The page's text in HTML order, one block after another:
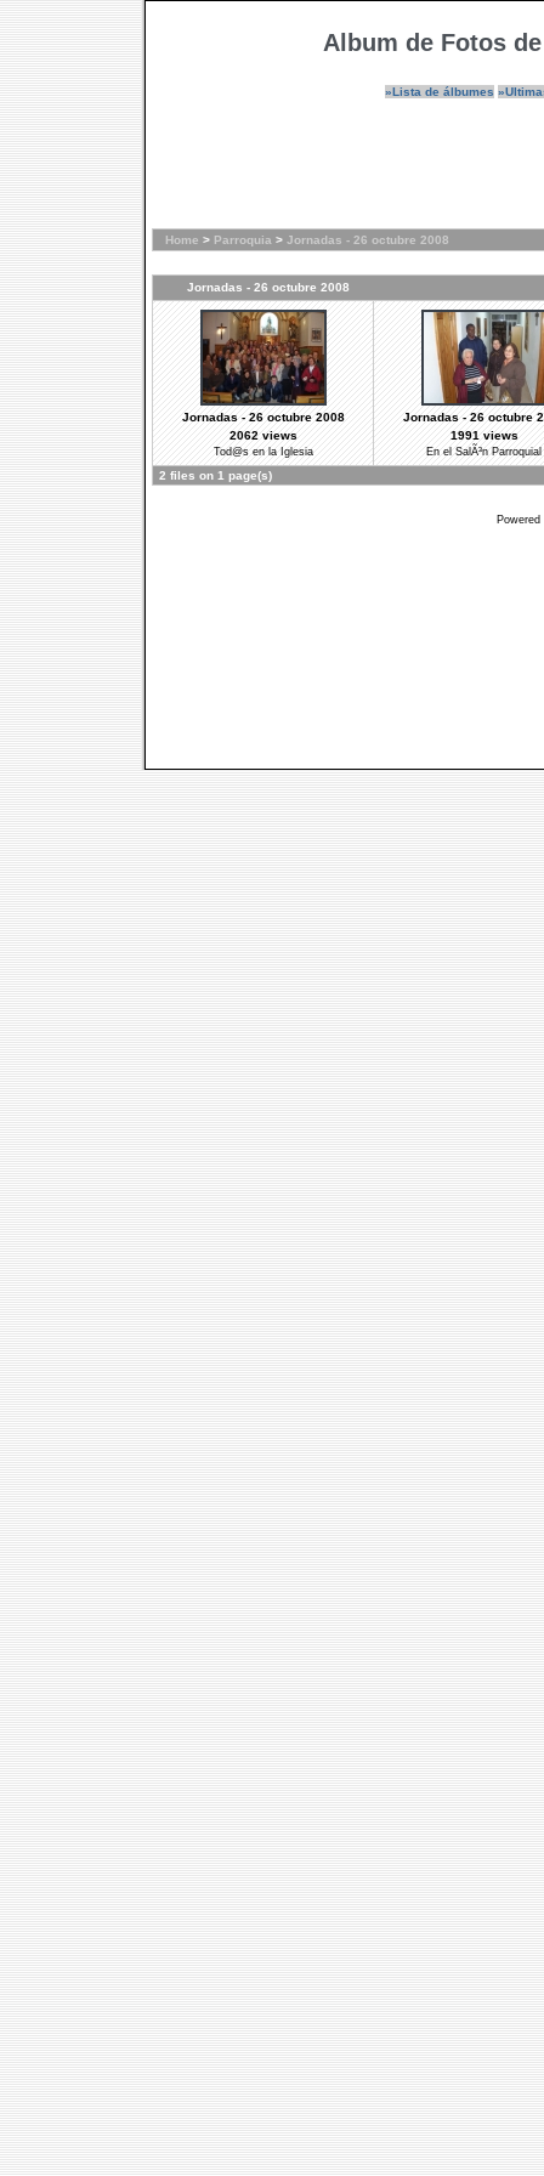
Album de Fotos
»Lista de álbumes
Home > Parroquia > Jornadas - 26 octubre 2008
Jornadas - 26 octubre 2008
Jornadas - 26 octubre 2008
2062 views
Tod@s en la Iglesia
Jornadas - 26 octubre
1991 views
En el SalÃ³n Parroquial
2 files on 1 page(s)